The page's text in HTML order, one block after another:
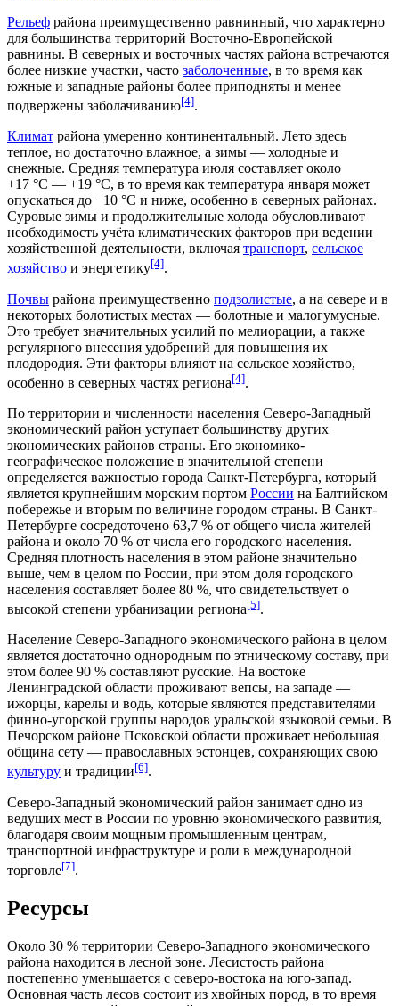
Рельеф района преимущественно равнинный, что характерно
для большинства территорий Восточно-Европейской
равнины. В северных и восточных частях района встречаются
более низкие участки, часто заболоченные, в то время как
южные и западные районы более приподняты и менее
подвержены заболачиванию[4].
Климат района умеренно континентальный. Лето здесь
теплое, но достаточно влажное, а зимы — холодные и
снежные. Средняя температура июля составляет около
+17 °C — +19 °C, в то время как температура января может
опускаться до −10 °C и ниже, особенно в северных районах.
Суровые зимы и продолжительные холода обусловливают
необходимость учёта климатических факторов при ведении
хозяйственной деятельности, включая транспорт, сельское
хозяйство и энергетику[4].
Почвы района преимущественно подзолистые, а на севере и в
некоторых болотистых местах — болотные и малогумусные.
Это требует значительных усилий по мелиорации, а также
регулярного внесения удобрений для повышения их
плодородия. Эти факторы влияют на сельское хозяйство,
особенно в северных частях региона[4].
По территории и численности населения Северо-Западный
экономический район уступает большинству других
экономических районов страны. Его экономико-
географическое положение в значительной степени
определяется важностью города Санкт-Петербурга, который
является крупнейшим морским портом России на Балтийском
побережье и вторым по величине городом страны. В Санкт-
Петербурге сосредоточено 63,7 % от общего числа жителей
района и около 70 % от числа его городского населения.
Средняя плотность населения в этом районе значительно
выше, чем в целом по России, при этом доля городского
населения составляет более 80 %, что свидетельствует о
высокой степени урбанизации региона[5].
Население Северо-Западного экономического района в целом
является достаточно однородным по этническому составу, при
этом более 90 % составляют русские. На востоке
Ленинградской области проживают вепсы, на западе —
ижорцы, карелы и водь, которые являются представителями
финно-угорской группы народов уральской языковой семьи. В
Печорском районе Псковской области проживает небольшая
община сету — православных эстонцев, сохраняющих свою
культуру и традиции[6].
Северо-Западный экономический район занимает одно из
ведущих мест в России по уровню экономического развития,
благодаря своим мощным промышленным центрам,
транспортной инфраструктуре и роли в международной
торговле[7].
Ресурсы
Около 30 % территории Северо-Западного экономического
района находится в лесной зоне. Лесистость района
постепенно уменьшается с северо-востока на юго-запад.
Основная часть лесов состоит из хвойных пород, в то время